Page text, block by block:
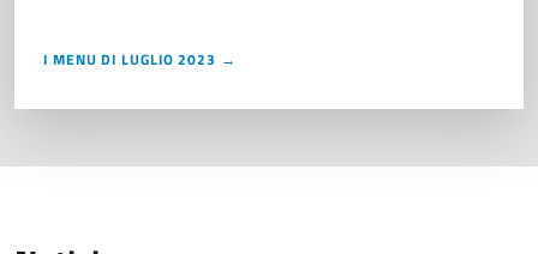
I MENU DI LUGLIO 2023 →